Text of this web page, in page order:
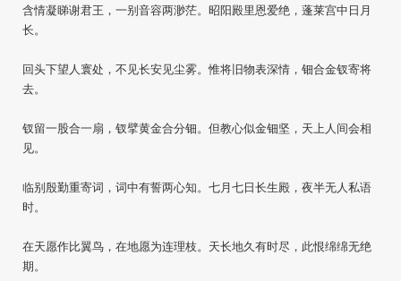
含情凝睇谢君王，一别音容两渺茫。昭阳殿里恩爱绝，蓬莱宫中日月
长。
回头下望人寰处，不见长安见尘雾。惟将旧物表深情，钿合金钗寄将
去。
钗留一股合一扇，钗擘黄金合分钿。但教心似金钿坚，天上人间会相
见。
临别殷勤重寄词，词中有誓两心知。七月七日长生殿，夜半无人私语
时。
在天愿作比翼鸟，在地愿为连理枝。天长地久有时尽，此恨绵绵无绝
期。